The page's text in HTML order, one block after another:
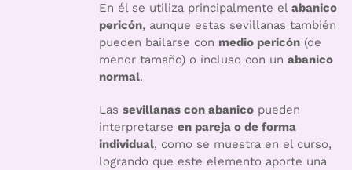
En él se utiliza principalmente el abanico
pericón, aunque estas sevillanas también
pueden bailarse con medio pericón(de
menor tamaño) o incluso con un abanico
normal.
Las sevillanas con abanicopueden
interpretarse en pareja o de forma
individual, como se muestra en el curso,
logrando que este elemento aporte una